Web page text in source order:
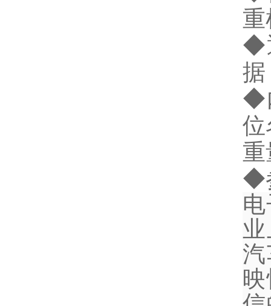
◆
据
◆
位
◆